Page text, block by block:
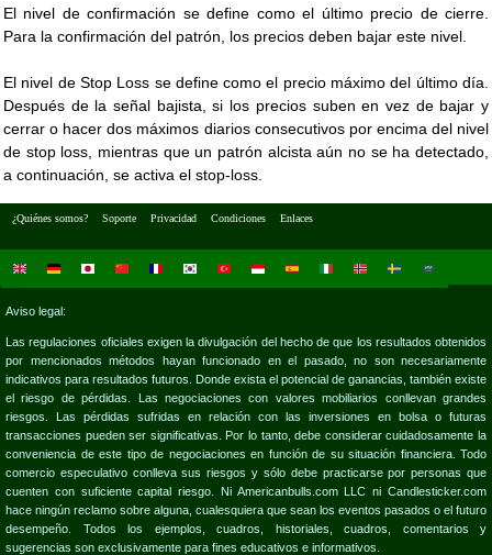
El nivel de confirmación se define como el último precio de cierre.
Para la confirmación del patrón, los precios deben bajar este nivel.
El nivel de Stop Loss se define como el precio máximo del último día.
Después de la señal bajista, si los precios suben en vez de bajar y
cerrar o hacer dos máximos diarios consecutivos por encima del nivel
de stop loss, mientras que un patrón alcista aún no se ha detectado,
a continuación, se activa el stop-loss.
¿Quiénes somos? Soporte Privacidad Condiciones Enlaces
Aviso legal:
Las regulaciones oficiales exigen la divulgación del hecho de que los resultados obtenidos
por mencionados métodos hayan funcionado en el pasado, no son necesariamente
indicativos para resultados futuros. Donde exista el potencial de ganancias, también existe
el riesgo de pérdidas. Las negociaciones con valores mobiliarios conllevan grandes
riesgos. Las pérdidas sufridas en relación con las inversiones en bolsa o futuras
transacciones pueden ser significativas. Por lo tanto, debe considerar cuidadosamente la
conveniencia de este tipo de negociaciones en función de su situación financiera. Todo
comercio especulativo conlleva sus riesgos y sólo debe practicarse por personas que
cuenten con suficiente capital riesgo. Ni Americanbulls.com LLC ni Candlesticker.com
hace ningún reclamo sobre alguna, cualesquiera que sean los eventos pasados o el futuro
desempeño. Todos los ejemplos, cuadros, historiales, cuadros, comentarios y
sugerencias son exclusivamente para fines educativos e informativos.